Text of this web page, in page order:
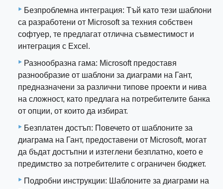
Безпроблемна интеграция: Тъй като тези шаблони
са разработени от Microsoft за техния собствен
софтуер, те предлагат отлична съвместимост и
интеграция с Excel.
Разнообразна гама: Microsoft предоставя
разнообразие от шаблони за диаграми на Гант,
предназначени за различни типове проекти и нива
на сложност, като предлага на потребителите банка
от опции, от които да избират.
Безплатен достъп: Повечето от шаблоните за
диаграма на Гант, предоставени от Microsoft, могат
да бъдат достъпни и изтеглени безплатно, което е
предимство за потребителите с ограничен бюджет.
Подробни инструкции: Шаблоните за диаграми на